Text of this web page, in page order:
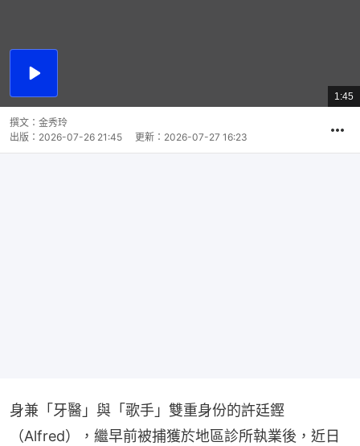
播
總
共
1:45
撰文： 金秀玲
出版： 2026-07-26 21:45 更新： 2026-07-27 16:23
身兼「牙醫」與「歌手」雙重身份的許廷鏗
（Alfred），繼早前被捕獲於地區診所執業後，近日